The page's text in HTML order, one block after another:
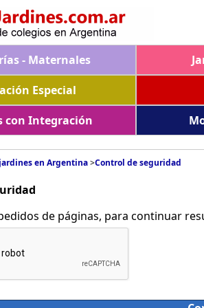
- Maternales
Especial
con Integración
en Argentina>Control de seguridad
de páginas, para continuar